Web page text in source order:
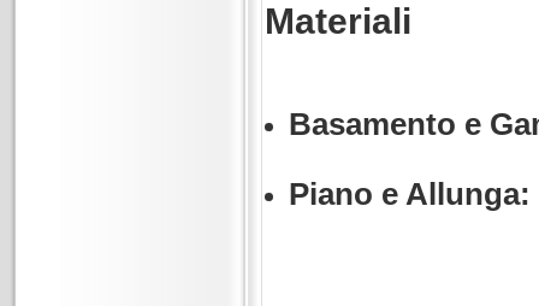
Materiali
Basamento e
Piano e Allunga: